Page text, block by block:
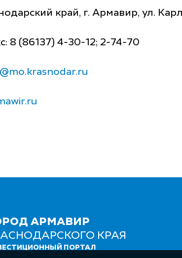
край, г. Армавир, ул.
8 (86137) 4-30-12; 2-74-70
АРМАВИР
КРАЯ
ПОРТАЛ